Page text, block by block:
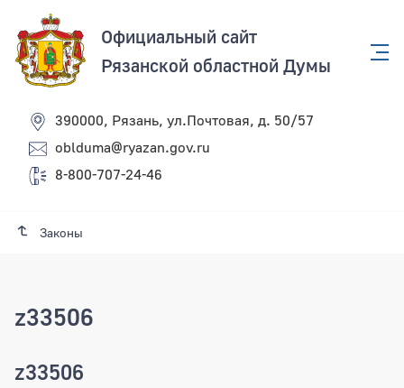
Официальный сайт
Рязанской областной Думы
390000, Рязань, ул.Почтовая, д. 50/57
oblduma@ryazan.gov.ru
8-800-707-24-46
Законы
z33506
z33506